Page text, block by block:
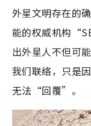
外星文明存在的
能的权威机构
出外星人不但可
我们联络，只是
无法“回覆”。